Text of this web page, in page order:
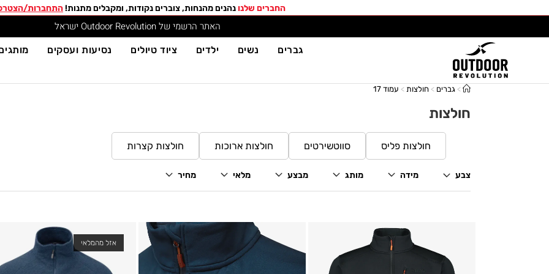
החברים שלנונהנים מהנחות, צוברים נקודות, ומקבלים מתנות!התחברות/
האתר הרשמי של Outdoor Revolution ישראל
גברים נשים ילדים ציוד טיולים נסיעות ועסקים
> גברים > חולצות> עמוד 17
חולצות
חולצות פליס סווטשירטים חולצות ארוכות חולצות קצרות
צבע מידה מותג מבצע מלאי מחיר
אזל מהמלאי